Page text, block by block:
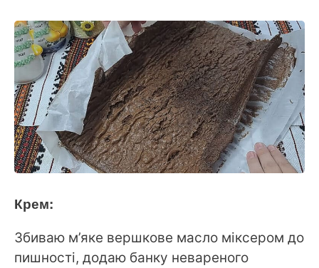
Крем:
Збиваю м’яке вершкове масло міксером до
пишності, додаю банку невареного